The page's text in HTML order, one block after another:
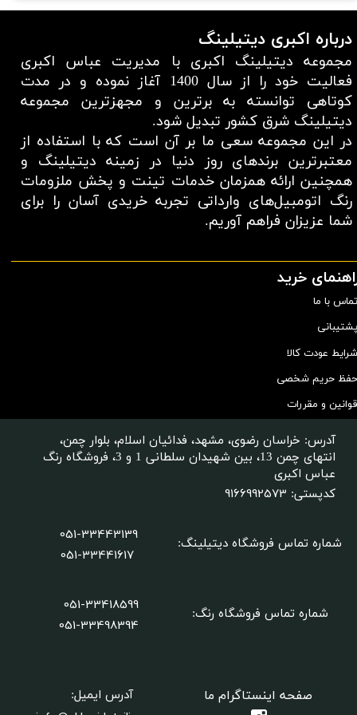
درباره اکبری دیتیلینگ
مجموعه دیتیلینگ اکبری با مدیریت عباس اکبری
فعالیت خود را از سال 1400 آغاز نموده و در مدت
کوتاهی توانسته به برترین و مجهزترین مجموعه
دیتیلینگ شرق کشور تبدیل شود.
در این مجموعه سعی ما بر آن است که با استفاده از
معتبر‌ترین برند‌های روز دنیا در زمینه دیتیلینگ و
همچنین ارائه همزمان خدمات تینت و پخش ملزومات
رنگ اتومبیل‌های وارداتی تجربه خریدی آسان را برای
شما عزیزان فراهم آوریم.​​​​​​​
خرید
تماس با ما
پشتیبانی
شرایط عودت کالا
حفظ حریم شخصی
قوانین و مقررات
شماره تماس فروشگاه دیتیلینگ:
آدرس ایمیل: صفحه اینستاگرام ما
051-33443139
051-33441617
آدرس: خراسان رضوی، مشهد، فدائیان اسلام، بلوار چمن،
انتهای چمن 13، بین شهیدان سلطانی 1 و 3، فروشگاه رنگ
عباس اکبری
کدپستی: 9166992573
شماره تماس فروشگاه رنگ:
051-33418599
​​​​​​​051-33498394